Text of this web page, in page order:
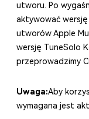
utworu. Po
aktywować
utworów Apple
wersję TuneSolo
przeprowadzimy
Uwaga:Aby
wymagana jest